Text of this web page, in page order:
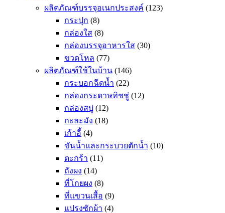
ผลิตภัณฑ์บรรจุอเนกประสงค์ (123)
กระปุก (8)
กล่องใส (8)
กล่องบรรจุอาหารใส (30)
ขวดโหล (77)
ผลิตภัณฑ์ใช้ในบ้าน (146)
กระบอกฉีดน้ำ (22)
กล่องกระดาษทิชชู่ (12)
กล่องสบู่ (12)
กะละมัง (18)
เก้าอี้ (4)
ขันน้ำและกระบวยตักน้ำ (10)
ตะกร้า (11)
ถังผง (14)
ที่โกยผง (8)
ที่แขวนเสื้อ (9)
แปรงซักผ้า (4)